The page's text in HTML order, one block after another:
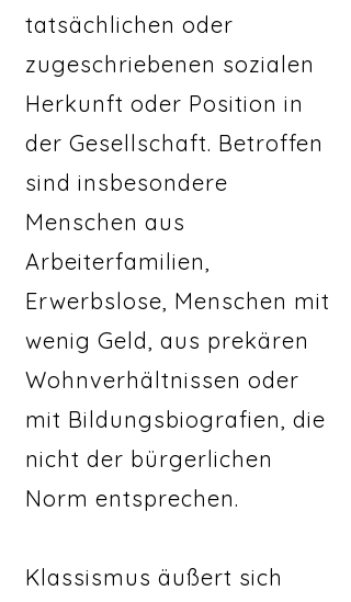
tatsächlichen oder
zugeschriebenen sozialen
Herkunft oder Position in
der Gesellschaft. Betroffen
sind insbesondere
Menschen aus
Arbeiterfamilien,
Erwerbslose, Menschen mit
wenig Geld, aus prekären
Wohnverhältnissen oder
mit Bildungsbiografien, die
nicht der bürgerlichen
Norm entsprechen.
Klassismus äußert sich